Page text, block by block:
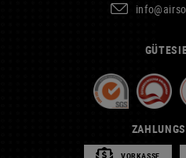
VORKASSE